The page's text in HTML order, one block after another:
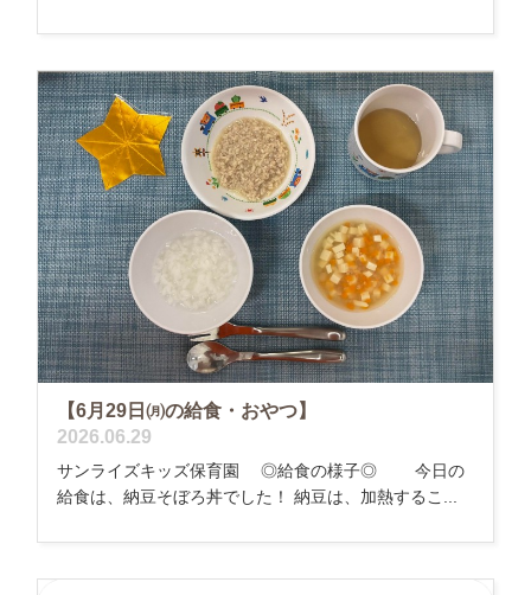
【6月29日㈪の給食・おやつ】
2026.06.29
サンライズキッズ保育園 ◎給食の様子◎ 今日の
給食は、納豆そぼろ丼でした！ 納豆は、加熱するこ...